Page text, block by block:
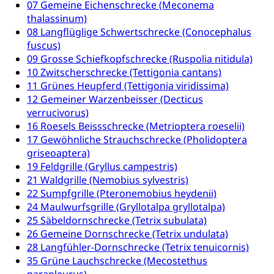
07 Gemeine Eichenschrecke (Meconema
thalassinum)
08 Langflüglige Schwertschrecke (Conocephalus
fuscus)
09 Grosse Schiefkopfschrecke (Ruspolia nitidula)
10 Zwitscherschrecke (Tettigonia cantans)
11 Grünes Heupferd (Tettigonia viridissima)
12 Gemeiner Warzenbeisser (Decticus
verrucivorus)
16 Roesels Beissschrecke (Metrioptera roeselii)
17 Gewöhnliche Strauchschrecke (Pholidoptera
griseoaptera)
19 Feldgrille (Gryllus campestris)
21 Waldgrille (Nemobius sylvestris)
22 Sumpfgrille (Pteronemobius heydenii)
24 Maulwurfsgrille (Gryllotalpa gryllotalpa)
25 Säbeldornschrecke (Tetrix subulata)
26 Gemeine Dornschrecke (Tetrix undulata)
28 Langfühler-Dornschrecke (Tetrix tenuicornis)
35 Grüne Lauchschrecke (Mecostethus
Heilpädagogische Schulen
Freiwilliger Schulsport
Fachstelle Hochschulbildung
Kindertagesstätte, Spielgruppe, Tagesmutter,
Freiwilliges Kindergarten Jahr
Kinderbetreuung
Freiwilliges Kindergarten Jahr
Frühe Sprachförderung
Kindergarten & Basisstufe
Frühe Förderung
Gesundheit und Soziales
Konsumentenschutz
Konsumentenrechte, Produktsicherheit,
Preisüberwachung, Preisüberwacher,
Konsumentenorganisation, parallele Einfuhr,
regionale Erschöpfung, nationale Erschöpfung,
internationale Erschöpfung, Preisabsprache, Kartell,
Cassis-deDijon-Prinzip
Lebensmittelkontrolle und
Verbraucherschutz
Krankenversicherung
Unfallversicherung, Berufsunfallversicherung,
Krankheit, Unfall, Prämienverbilligung,
Krankenkasse